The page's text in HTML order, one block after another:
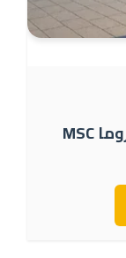
كروز البحر المتوسط من روما MSC